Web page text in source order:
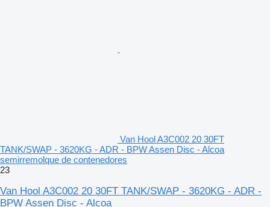
Van Hool A3C002 20 30FT
TANK/SWAP - 3620KG - ADR - BPW Assen Disc - Alcoa
semirremolque de contenedores
23
Van Hool A3C002 20 30FT TANK/SWAP - 3620KG - ADR -
BPW Assen Disc - Alcoa